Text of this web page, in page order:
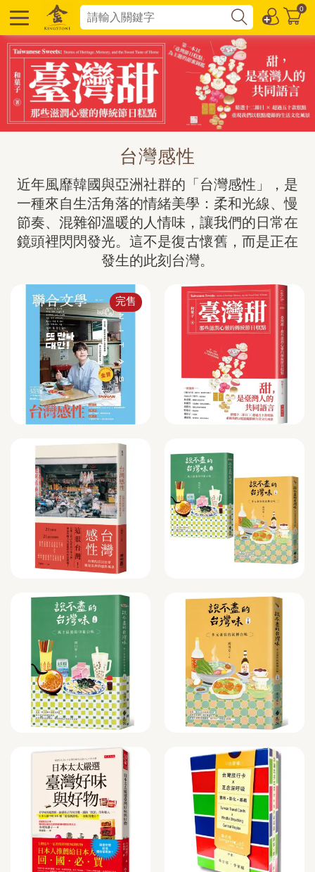
0
台灣感性
近年風靡韓國與亞洲社群的「台灣感性」，是
一種來自生活角落的情緒美學：柔和光線、慢
節奏、混雜卻溫暖的人情味，讓我們的日常在
鏡頭裡閃閃發光。這不是復古懷舊，而是正在
發生的此刻台灣。
完售